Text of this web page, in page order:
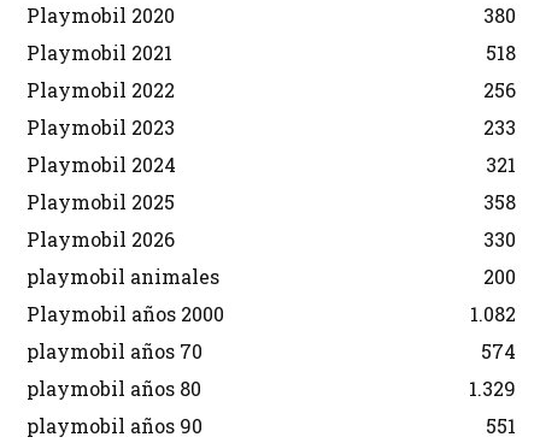
Playmobil 2020
380
Playmobil 2021
518
Playmobil 2022
256
Playmobil 2023
233
Playmobil 2024
321
Playmobil 2025
358
Playmobil 2026
330
playmobil animales
200
Playmobil años 2000
1.082
playmobil años 70
574
playmobil años 80
1.329
playmobil años 90
551